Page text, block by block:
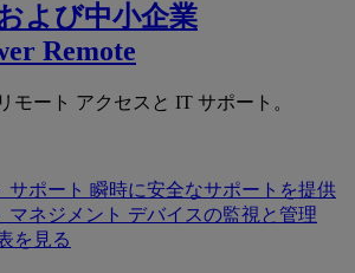
よび中小企業
Remote
モート アクセスと IT サポート。
サポート 瞬時に安全なサポートを提供
マネジメント デバイスの監視と管理
を見る